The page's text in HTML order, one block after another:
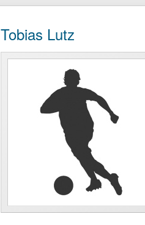
Tobias Lutz